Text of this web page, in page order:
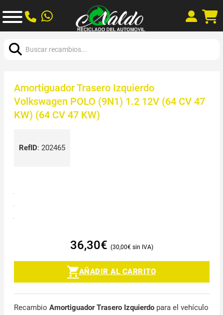
Amortiguador Trasero Izquierdo
Volkswagen POLO (9N1) 1.2 12V (64 CV 47
KW) (64 CV 47 KW)
RefID: 202465
36,30€ 30,00€
AÑADIR AL CARRITO
Recambio Amortiguador Trasero Izquierdopara el vehículo